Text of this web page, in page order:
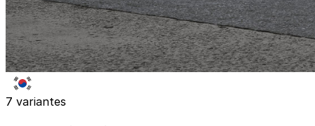
7 variantes